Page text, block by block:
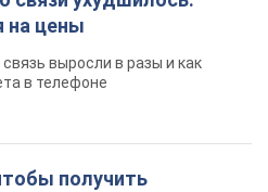
на цены
выросли в разы и как
в телефоне
получить